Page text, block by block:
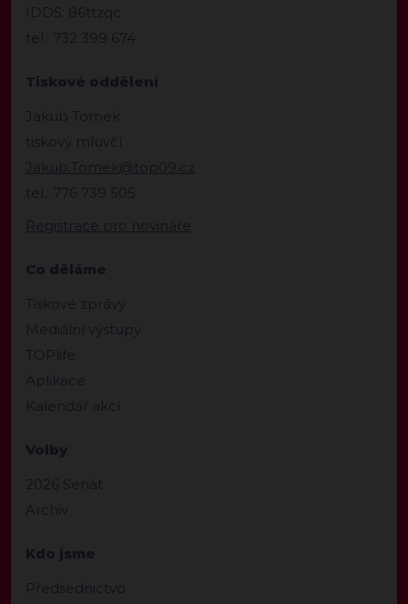
IDDS: 86ttzqc
tel.: 732 399 674
Tiskové oddělení
Jakub Tomek
tiskový mluvčí
Jakub.Tomek@top09.cz
tel.: 776 739 505
Registrace pro novináře
Co děláme
Tiskové zprávy
Mediální výstupy
TOPlife
Aplikace
Kalendář akcí
Volby
2026 Senát
Archiv
Kdo jsme
Předsednictvo